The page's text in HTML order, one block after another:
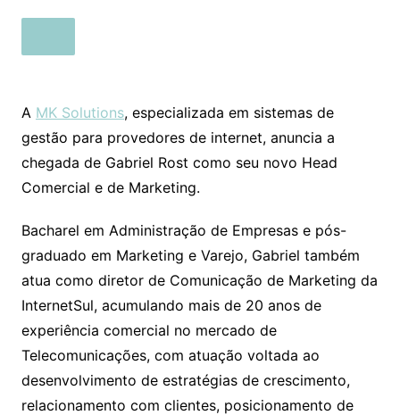
A MK Solutions, especializada em sistemas de
gestão para provedores de internet, anuncia a
chegada de Gabriel Rost como seu novo Head
Comercial e de Marketing.
Bacharel em Administração de Empresas e pós-
graduado em Marketing e Varejo, Gabriel também
atua como diretor de Comunicação de Marketing da
InternetSul, acumulando mais de 20 anos de
experiência comercial no mercado de
Telecomunicações, com atuação voltada ao
desenvolvimento de estratégias de crescimento,
relacionamento com clientes, posicionamento de